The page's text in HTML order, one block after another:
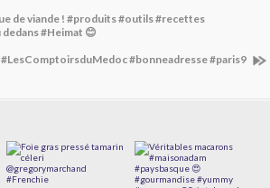
de viande ! #produits #outils #recettes
#Heimat 😊
#bonneadresse #paris9